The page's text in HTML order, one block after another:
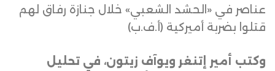
عناصر في «الحشد الشعبي» خلال جنازة رفاق لهم
قتلوا بضربة أميركية (أ.ف.ب)
وكتب أمير إتنغر ويوآف زيتون، في تحليل